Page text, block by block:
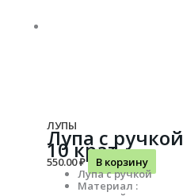
ЛУПЫ
Лупа с ручкой
10 крат
550.00₽
В корзину
Лупа с ручкой
Материал :